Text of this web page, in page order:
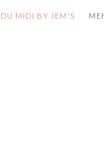
MIDI BY JEM'S